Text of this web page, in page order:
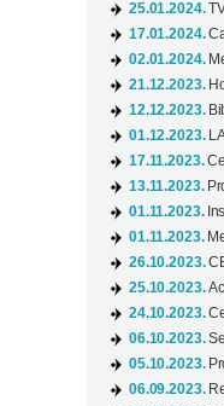
25.01.2024.
17.01.2024.
02.01.2024.
21.12.2023.
12.12.2023.
01.12.2023.
17.11.2023.
13.11.2023.
01.11.2023.
01.11.2023.
26.10.2023.
25.10.2023.
24.10.2023.
06.10.2023.
05.10.2023.
06.09.2023.